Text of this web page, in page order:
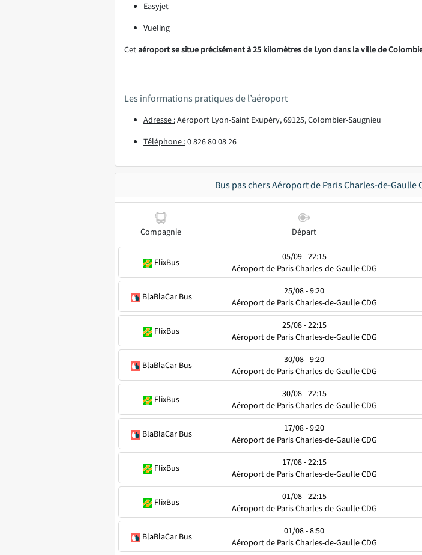
Easyjet
Vueling
Cetaéroport se situe précisément à 25 kilomètres de Lyon dans la ville de
Les informations pratiques de l’aéroport
Adresse :Aéroport Lyon-Saint Exupéry, 69125, Colombier-Saugnieu
Téléphone :0 826 80 08 26
Bus pas chers Aéroport de Paris Charles-de-Gaulle
Compagnie Départ
FlixBus
05/09 - 22:15
Aéroport de Paris Charles-de-Gaulle CDG
BlaBlaCar Bus
25/08 - 9:20
Aéroport de Paris Charles-de-Gaulle CDG
FlixBus
25/08 - 22:15
Aéroport de Paris Charles-de-Gaulle CDG
BlaBlaCar Bus
30/08 - 9:20
Aéroport de Paris Charles-de-Gaulle CDG
FlixBus
30/08 - 22:15
Aéroport de Paris Charles-de-Gaulle CDG
BlaBlaCar Bus
17/08 - 9:20
Aéroport de Paris Charles-de-Gaulle CDG
FlixBus
17/08 - 22:15
Aéroport de Paris Charles-de-Gaulle CDG
FlixBus
01/08 - 22:15
Aéroport de Paris Charles-de-Gaulle CDG
BlaBlaCar Bus
01/08 - 8:50
Aéroport de Paris Charles-de-Gaulle CDG